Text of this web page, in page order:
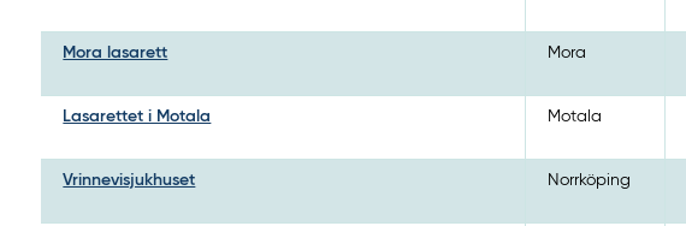
Mora lasarett Mora
Lasarettet i Motala Motala
Vrinnevisjukhuset Norrköping